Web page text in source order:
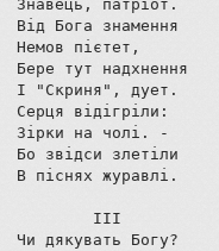
Знавець, патріот.
Від Бога знамення
Немов пієтет,
Бере тут надхнення
І "Скриня", дует.
Серця відігріли:
Зірки на чолі. -
Бо звідси злетіли
В піснях журавлі.
        ІІІ
Чи дякувать Богу?